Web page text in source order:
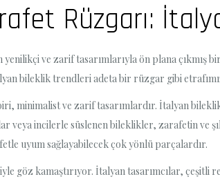
Rüzgarı:
ve zarif tasarımlarıyla ön plana
bileklik trendleri adeta bir rüzgar gibi
minimalist ve zarif tasarımlardır. İtalyan
veya incilerle süslenen bileklikler, zarafetin ve
uyum sağlayabilecek çok yönlü parçalardır.
göz kamaştırıyor. İtalyan tasarımcılar,